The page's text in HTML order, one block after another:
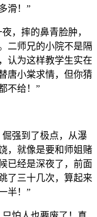
滑！”
，摔的鼻青脸肿，
二师兄的小院不是隔
认为这样教学生实在
唐小棠求情，但你猜
不给！”
强到了极点，从瀑
，就像是要和师姐赌
已经是深夜了，前面
了三十几次，算起来
半！”